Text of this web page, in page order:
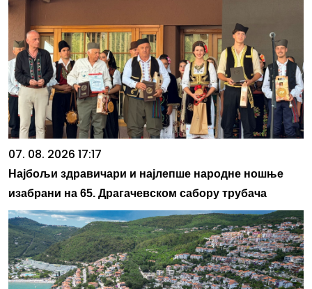
07. 08. 2026 17:17
Најбољи здравичари и најлепше народне ношње
изабрани на 65. Драгачевском сабору трубача